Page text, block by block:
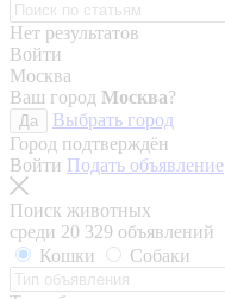
Нет результатов
Войти
Москва
Ваш город Москва?
Да
Выбрать город
Город подтверждён
Войти Подать объявление
Поиск животных
среди 20 329 объявлений
Кошки
Собаки